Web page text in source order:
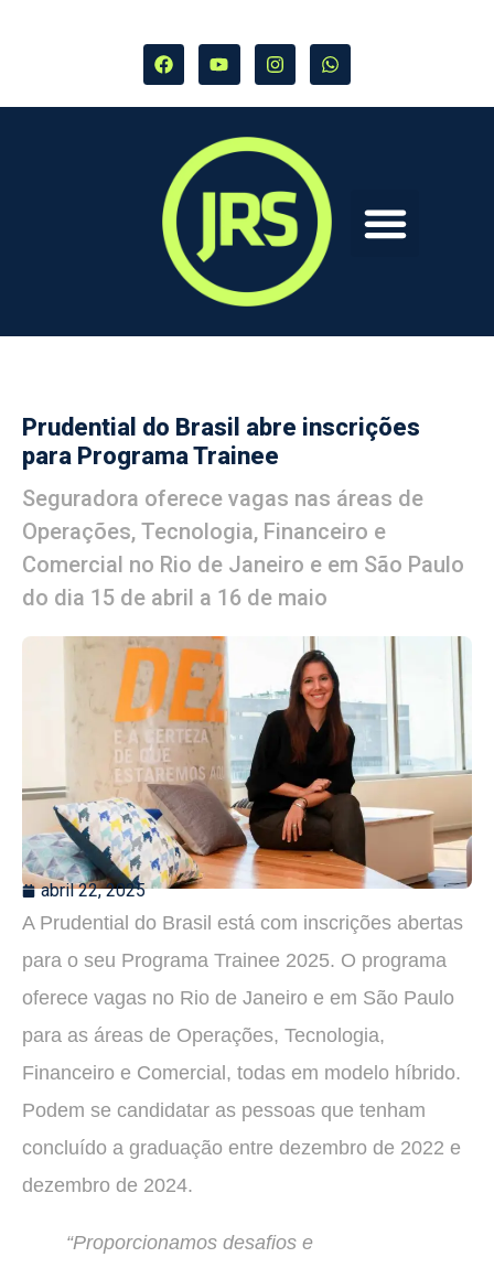
Prudential do Brasil abre inscrições
para Programa Trainee
Seguradora oferece vagas nas áreas de
Operações, Tecnologia, Financeiro e
Comercial no Rio de Janeiro e em São Paulo
do dia 15 de abril a 16 de maio
abril 22, 2025
A Prudential do Brasil está com inscrições abertas
para o seu Programa Trainee 2025. O programa
oferece vagas no Rio de Janeiro e em São Paulo
para as áreas de Operações, Tecnologia,
Financeiro e Comercial, todas em modelo híbrido.
Podem se candidatar as pessoas que tenham
concluído a graduação entre dezembro de 2022 e
dezembro de 2024.
“Proporcionamos desafios e